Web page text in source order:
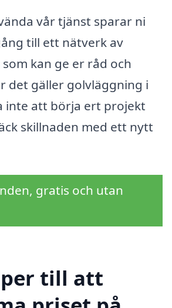
vår tjänst sparar ni
till ett nätverk av
kan ge er råd och
det gäller golvläggning i
inte att börja ert projekt
skillnaden med ett nytt
gratis och utan
till att